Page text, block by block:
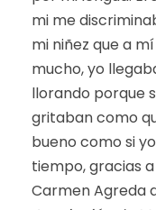
mi me
mi niñez que a
mucho, yo
llorando porque
gritaban como
bueno como si
tiempo, gracias
Carmen Agreda